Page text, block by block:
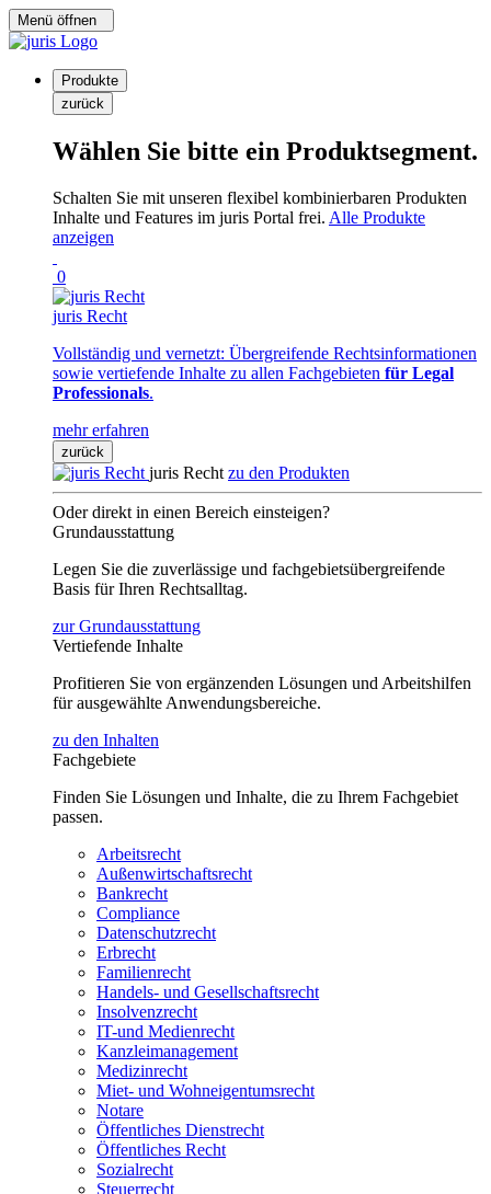
Menü öffnen
Produkte
zurück
Wählen Sie bitte ein Produktsegment.
Schalten Sie mit unseren flexibel kombinierbaren Produkten
Inhalte und Features im juris Portal frei. Alle Produkte
anzeigen
0
juris Recht
Vollständig und vernetzt: Übergreifende Rechtsinformationen
sowie vertiefende Inhalte zu allen Fachgebieten für Legal
Professionals.
mehr erfahren
zurück
juris Recht zu den Produkten
Oder direkt in einen Bereich einsteigen?
Grundausstattung
Legen Sie die zuverlässige und fachgebietsübergreifende
Basis für Ihren Rechtsalltag.
zur Grundausstattung
Vertiefende Inhalte
Profitieren Sie von ergänzenden Lösungen und Arbeitshilfen
für ausgewählte Anwendungsbereiche.
zu den Inhalten
Fachgebiete
Finden Sie Lösungen und Inhalte, die zu Ihrem Fachgebiet
passen.
Arbeitsrecht
Außenwirtschaftsrecht
Bankrecht
Compliance
Datenschutzrecht
Erbrecht
Familienrecht
Handels- und Gesellschaftsrecht
Insolvenzrecht
IT-und Medienrecht
Kanzleimanagement
Medizinrecht
Miet- und Wohneigentumsrecht
Notare
Öffentliches Dienstrecht
Öffentliches Recht
Sozialrecht
Steuerrecht